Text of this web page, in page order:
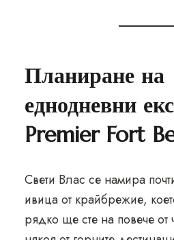
Планиране на
еднодневни
Premier Fort
Свети Влас се намира
ивица от крайбрежие,
рядко ще сте на повече от